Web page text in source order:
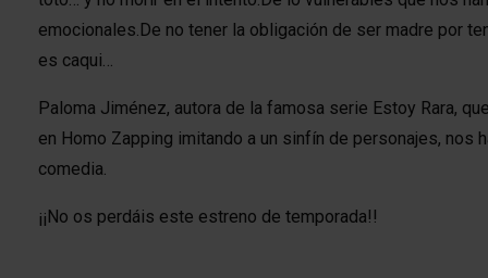
emocionales.De no tener la obligación de ser madre por
es caqui…
Paloma Jiménez, autora de la famosa serie Estoy Rara,
en Homo Zapping imitando a un sinfín de personajes, nos
comedia.
¡¡No os perdáis este estreno de temporada!!